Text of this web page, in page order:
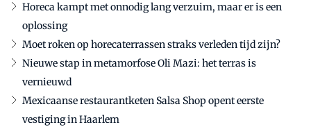
Horeca kampt met onnodig lang verzuim, maar er is een
oplossing
Moet roken op horecaterrassen straks verleden tijd zijn?
Nieuwe stap in metamorfose Oli Mazi: het terras is
vernieuwd
Mexicaanse restaurantketen Salsa Shop opent eerste
vestiging in Haarlem